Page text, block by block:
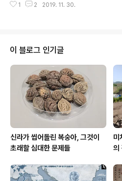
구두쇠여서 너절한 옷을 입고 거친 음식을 먹었
네지팡이 짚고 나가도 돈 한 푼이 없어나부끼는
(인조 11)에 조선통보朝鮮通寶를 법화法貨로
하기로 하였다. 이때 명나라의 만력통보萬曆通
만들었는데 세종조에 주조, 유통하던 조선통보
위해서 팔분서八分書 조선통보로 주조하였다.
서울의 상평청常平廳에서 주조되기 시작하였
그 이듬해인 1634년에는 안동·대구·개성 등
풍부하고 인물..
1 2 2019. 11. 30.
이 블로그 인기글
신라가 씹어돌린 복숭아, 그것이
초래할 심대한 문제들
미
의